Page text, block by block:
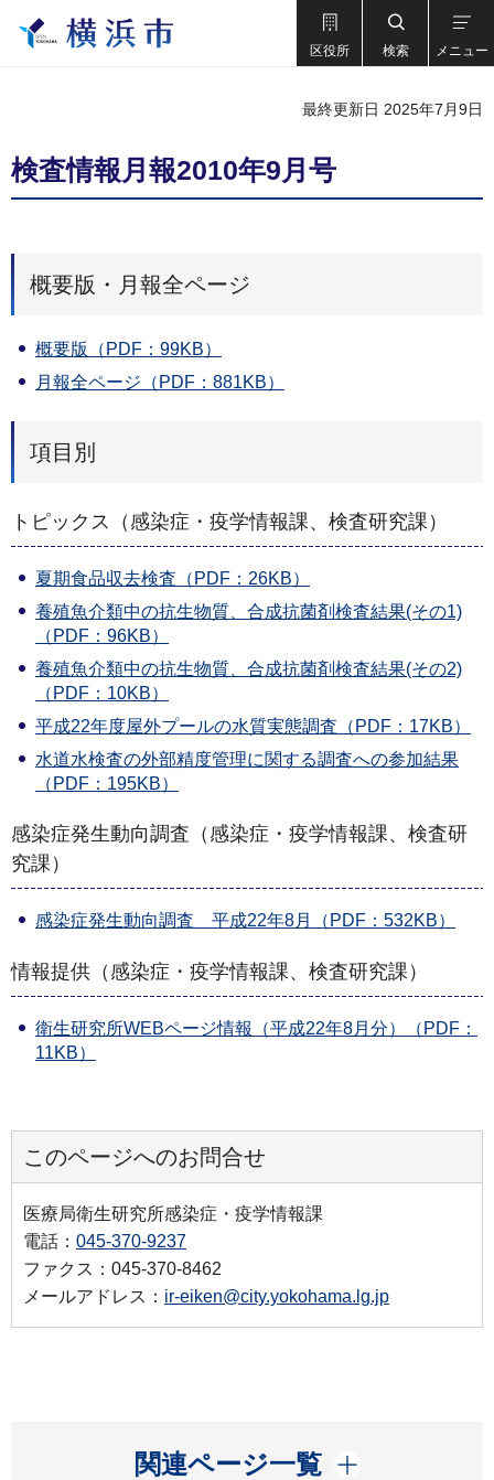
区役所 検索 メニュー
最終更新日 2025年7月9日
検査情報月報2010年9月号
概要版・月報全ページ
概要版（PDF：99KB）
月報全ページ（PDF：881KB）
項目別
トピックス（感染症・疫学情報課、検査研究課）
夏期食品収去検査（PDF：26KB）
養殖魚介類中の抗生物質、合成抗菌剤検査結果(その1)
（PDF：96KB）
養殖魚介類中の抗生物質、合成抗菌剤検査結果(その2)
（PDF：10KB）
平成22年度屋外プールの水質実態調査（PDF：17KB）
水道水検査の外部精度管理に関する調査への参加結果
（PDF：195KB）
感染症発生動向調査（感染症・疫学情報課、検査研
究課）
感染症発生動向調査 平成22年8月（PDF：532KB）
情報提供（感染症・疫学情報課、検査研究課）
衛生研究所WEBページ情報（平成22年8月分）（PDF：
11KB）
このページへのお問合せ
医療局衛生研究所感染症・疫学情報課
電話： 045-370-9237
ファクス：045-370-8462
メールアドレス： ir-eiken@city.yokohama.lg.jp
関連ページ一覧
開く